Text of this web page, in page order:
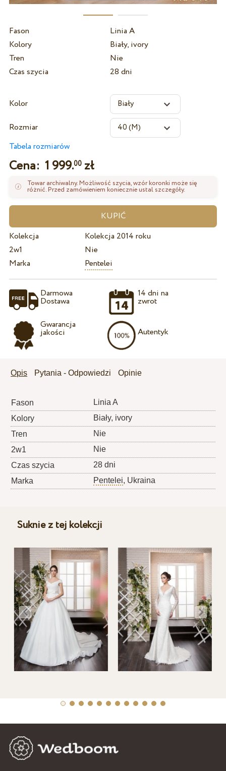
Fason
Linia A
Kolory
Biały, ivory
Tren
Nie
Czas szycia
28 dni
Kolor
Rozmiar
Tabela rozmiarów
Cena: 1 999.00zł
Towar archiwalny. Możliwość szycia, wzór koronki może się
różnić. Przed zamówieniem koniecznie ustal szczegóły.
Kolekcja
Kolekcja 2014 roku
2w1
Nie
Marka
Pentelei
Darmowa
Dostawa
Gwarancja
jakości
14 dni na
zwrot
Autentyk
Opis Pytania - Odpowiedzi Opinie
Fason
Linia A
Kolory
Biały, ivory
Tren
Nie
2w1
Nie
Czas szycia
28 dni
Marka
Pentelei, Ukraina
Suknie z tej kolekcji